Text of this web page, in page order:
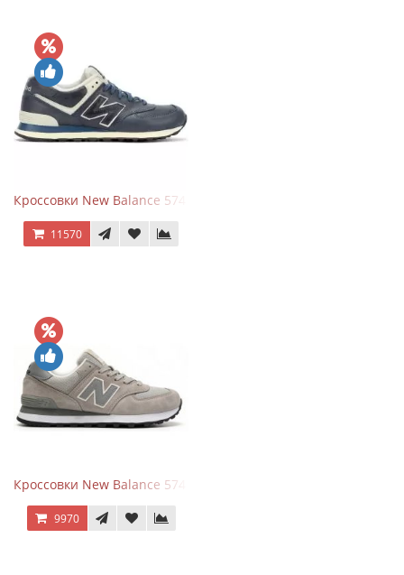
Кроссовки New Balance 574 Classic Blue White Leather
11570
Кроссовки New Balance 574 Silver Summer Fog
9970